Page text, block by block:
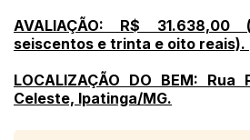
AVALIAÇÃO: R$
seiscentos e trinta e oito reais).
LOCALIZAÇÃO DO BEM:
Celeste, Ipatinga/MG.